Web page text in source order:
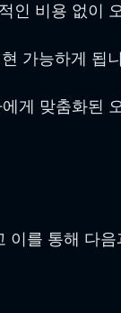
인 비용 없이
가능하게 됩
게 맞춤화된
를 통해 다